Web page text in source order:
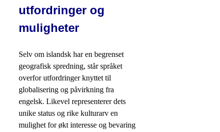
utfordringer og
muligheter
Selv om islandsk har en begrenset
geografisk spredning, står språket
overfor utfordringer knyttet til
globalisering og påvirkning fra
engelsk. Likevel representerer dets
unike status og rike kulturarv en
mulighet for økt interesse og bevaring